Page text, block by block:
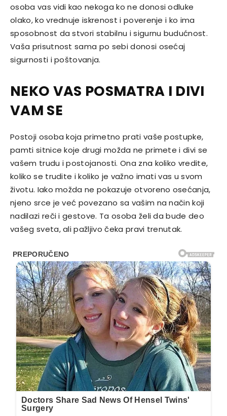
osoba vas vidi kao nekoga ko ne donosi odluke
olako, ko vrednuje iskrenost i poverenje i ko ima
sposobnost da stvori stabilnu i sigurnu budućnost.
Vaša prisutnost sama po sebi donosi osećaj
sigurnosti i poštovanja.
NEKO VAS POSMATRA I DIVI
VAM SE
Postoji osoba koja primetno prati vaše postupke,
pamti sitnice koje drugi možda ne primete i divi se
vašem trudu i postojanosti. Ona zna koliko vredite,
koliko se trudite i koliko je važno imati vas u svom
životu. Iako možda ne pokazuje otvoreno osećanja,
njeno srce je već povezano sa vašim na način koji
nadilazi reči i gestove. Ta osoba želi da bude deo
vašeg sveta, ali pažljivo čeka pravi trenutak.